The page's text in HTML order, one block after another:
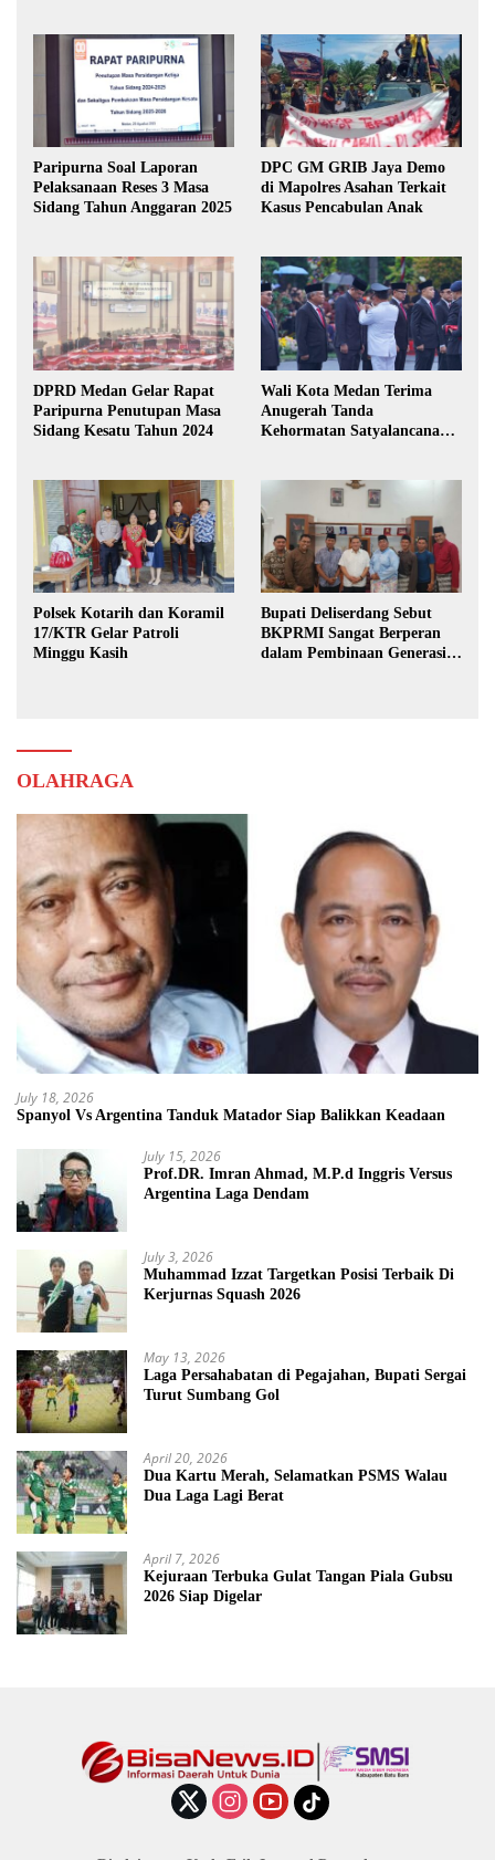
Paripurna Soal Laporan
Pelaksanaan Reses 3 Masa
Sidang Tahun Anggaran 2025
DPC GM GRIB Jaya Demo
di Mapolres Asahan Terkait
Kasus Pencabulan Anak
DPRD Medan Gelar Rapat
Paripurna Penutupan Masa
Sidang Kesatu Tahun 2024
Wali Kota Medan Terima
Anugerah Tanda
Kehormatan Satyalancana
Polsek Kotarih dan Koramil
17/KTR Gelar Patroli
Minggu Kasih
Bupati Deliserdang Sebut
BKPRMI Sangat Berperan
dalam Pembinaan Generasi
OLAHRAGA
July 18, 2026
Spanyol Vs Argentina Tanduk Matador Siap Balikkan Keadaan
July 15, 2026
Prof.DR. Imran Ahmad, M.P.d Inggris Versus
Argentina Laga Dendam
July 3, 2026
Muhammad Izzat Targetkan Posisi Terbaik Di
Kerjurnas Squash 2026
May 13, 2026
Laga Persahabatan di Pegajahan, Bupati Sergai
Turut Sumbang Gol
April 20, 2026
Dua Kartu Merah, Selamatkan PSMS Walau
Dua Laga Lagi Berat
April 7, 2026
Kejuraan Terbuka Gulat Tangan Piala Gubsu
2026 Siap Digelar